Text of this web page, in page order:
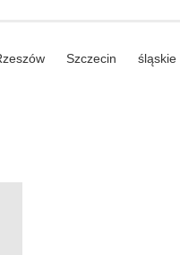
Szczecin śląskie